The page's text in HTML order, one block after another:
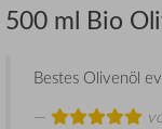
500 ml Bio
Bestes Olivenöl